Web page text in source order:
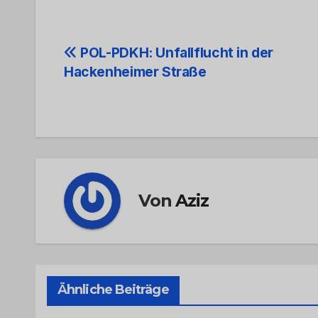
Beitrags-
POL-PDKH: Unfallflucht in der
Hackenheimer Straße
VonAziz
Ähnliche Beiträge